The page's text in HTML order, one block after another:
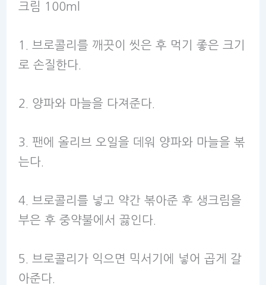
크림 100ml
1. 브로콜리를 깨끗이 씻은 후 먹기 좋은 크기
로 손질한다.
2. 양파와 마늘을 다져준다.
3. 팬에 올리브 오일을 데워 양파와 마늘을 볶
는다.
4. 브로콜리를 넣고 약간 볶아준 후 생크림을
부은 후 중약불에서 끓인다.
5. 브로콜리가 익으면 믹서기에 넣어 곱게 갈
아준다.